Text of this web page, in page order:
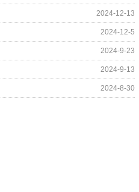
2024-12-13
2024-12-5
2024-9-23
2024-9-13
2024-8-30